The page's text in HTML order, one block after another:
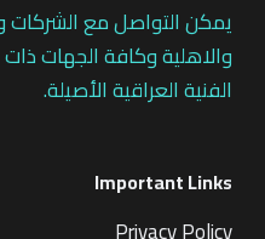
يمكن التواصل مع
والاهلية وكافة الجهات ذات
الفنية العراقية الأصيلة.
Important Links